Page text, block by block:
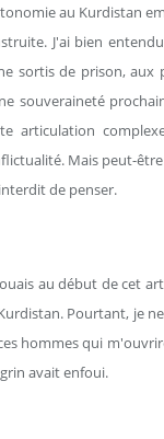
au Kurdistan
J'ai bien
sortis de prison, aux
souveraineté
articulation
Mais peut-
de penser.
au début de cet
Pourtant, je
hommes qui
avait enfoui.